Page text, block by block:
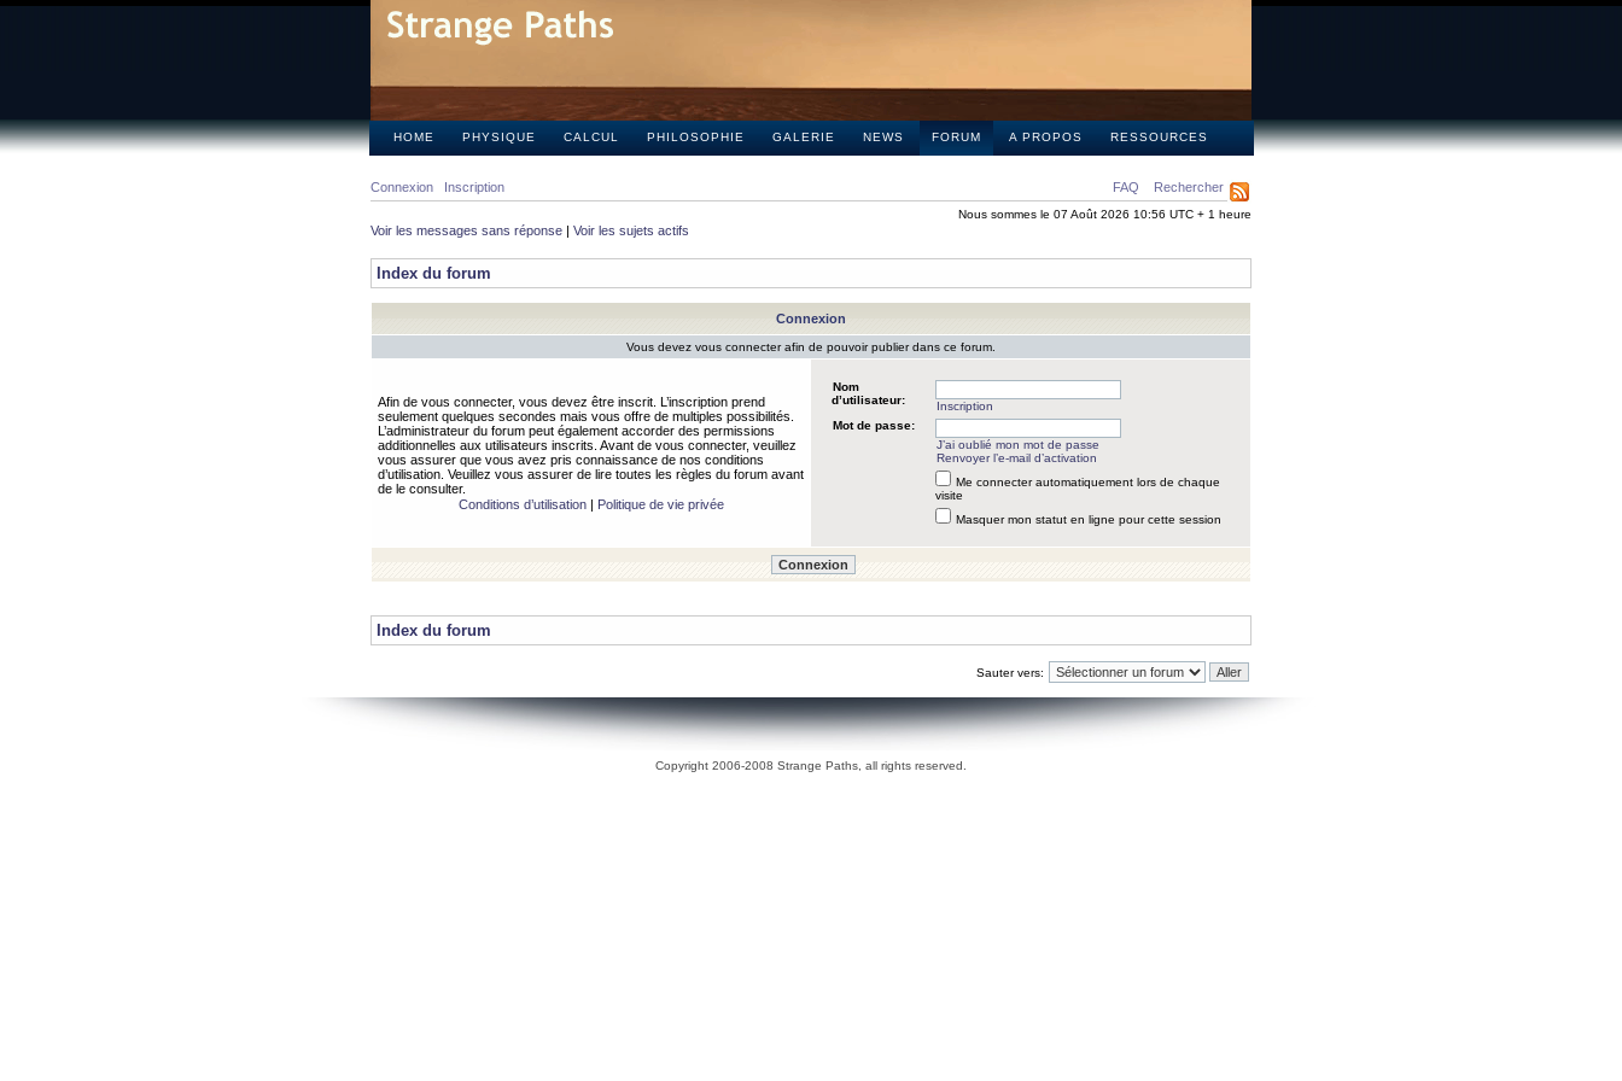
HOME PHYSIQUE CALCUL PHILOSOPHIE GALERIE NEWS FORUM A PROPOS RESSOURCES
FAQ Rechercher
Connexion Inscription
Nous sommes le 07 Août 2026 10:56 UTC + 1 heure
Voir les messages sans réponse | Voir les sujets actifs
Index du forum
Connexion
Vous devez vous connecter afin de pouvoir publier dans ce forum.
Afin de vous connecter, vous devez être inscrit. L’inscription prend
seulement quelques secondes mais vous offre de multiples possibilités.
L’administrateur du forum peut également accorder des permissions
additionnelles aux utilisateurs inscrits. Avant de vous connecter, veuillez
vous assurer que vous avez pris connaissance de nos conditions
d’utilisation. Veuillez vous assurer de lire toutes les règles du forum avant
de le consulter.
Conditions d’utilisation| Politique de vie privée
Nom
d’utilisateur:
Inscription
Mot de passe:
J’ai oublié mon mot de passe
Renvoyer l’e-mail d’activation
Me connecter automatiquement lors de chaque
visite
Masquer mon statut en ligne pour cette session
Index du forum
Sauter vers:
Copyright 2006-2008 Strange Paths, all rights reserved.